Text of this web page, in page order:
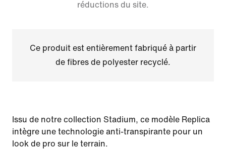
réductions du site.
Ce produit est entièrement fabriqué à partir
de fibres de polyester recyclé.
Issu de notre collection Stadium, ce modèle Replica
intègre une technologie anti-transpirante pour un
look de pro sur le terrain.